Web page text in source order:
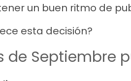
un buen ritmo de
esta decisión?
de Septiembre